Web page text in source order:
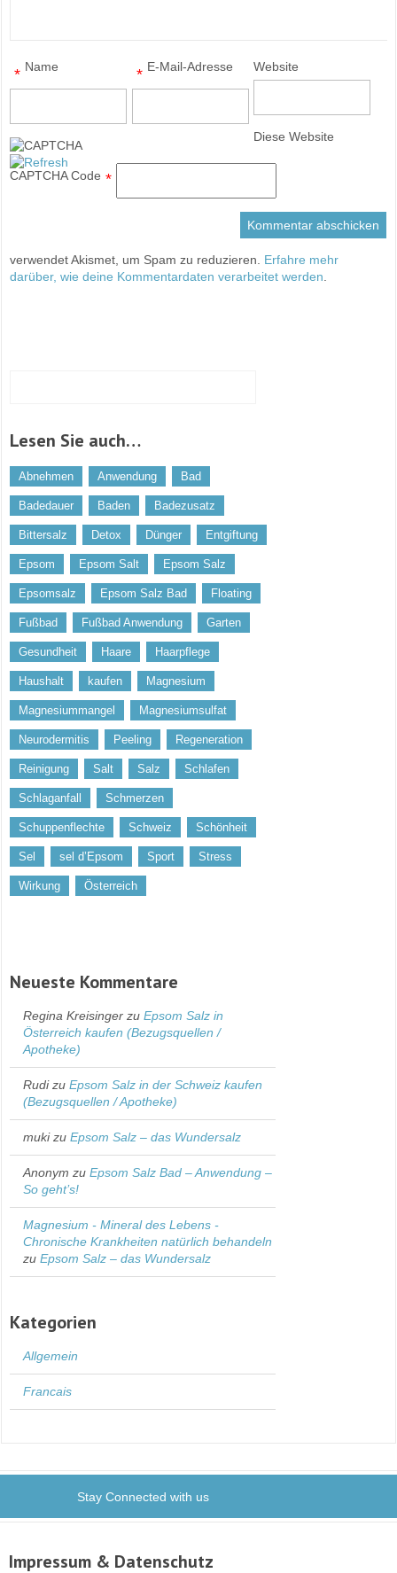
Name
* E-Mail-Adresse
* Website
CAPTCHA Code *
Diese Website
verwendet Akismet, um Spam zu reduzieren. Erfahre mehr
darüber, wie deine Kommentardaten verarbeitet werden
Lesen Sie auch…
Abnehmen Anwendung Bad
Badedauer Baden Badezusatz
Bittersalz Detox Dünger Entgiftung
Epsom Epsom Salt Epsom Salz
Epsomsalz Epsom Salz Bad Floating
Fußbad Fußbad Anwendung Garten
Gesundheit Haare Haarpflege
Haushalt kaufen Magnesium
Magnesiummangel Magnesiumsulfat
Neurodermitis Peeling Regeneration
Reinigung Salt Salz Schlafen
Schlaganfall Schmerzen
Schuppenflechte Schweiz Schönheit
Sel sel d’Epsom Sport Stress
Wirkung Österreich
Neueste Kommentare
Regina Kreisinger zuEpsom Salz in
Österreich kaufen (Bezugsquellen /
Apotheke)
RudizuEpsom Salz in der Schweiz kaufen
(Bezugsquellen / Apotheke)
mukizuEpsom Salz – das Wundersalz
Anonym zuEpsom Salz Bad – Anwendung –
So geht’s!
Magnesium - Mineral des Lebens -
Chronische Krankheiten natürlich behandeln
zuEpsom Salz – das Wundersalz
Kategorien
Allgemein
Francais
Stay Connected with us
Impressum & Datenschutz